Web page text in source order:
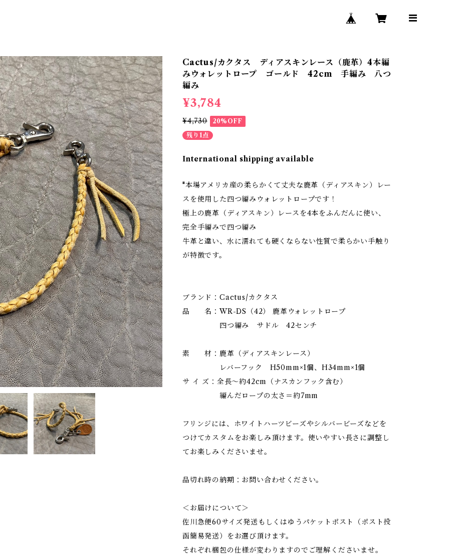
Cactus/カクタス ディアスキンレース（鹿革）4本編
みウォレットロープ ゴールド 42cm 手編み 八つ
編み
¥3,784
¥4,730
20%OFF
残り1点
International shipping available
"本場アメリカ産の柔らかくて丈夫な鹿革（ディアスキン）レー
スを使用した四つ編みウォレットロープです！
極上の鹿革（ディアスキン）レースを4本をふんだんに使い、
完全手編みで四つ編み
牛革と違い、水に濡れても硬くならない性質で柔らかい手触り
が特徴です。
ブランド：Cactus/カクタス
品 名：WR-DS（42） 鹿革ウォレットロープ
四つ編み サドル 42センチ
素 材：鹿革（ディアスキンレース）
レバーフック H50mm×1個、H34mm×1個
サ イ ズ：全長～約42cm（ナスカンフック含む）
編んだロープの太さ＝約7mm
フリンジには、ホワイトハーツビーズやシルバービーズなどを
つけてカスタムをお楽しみ頂けます。使いやすい長さに調整し
てお楽しみくださいませ。
品切れ時の納期：お問い合わせください。
＜お届けについて＞
佐川急便60サイズ発送もしくはゆうパケットポスト（ポスト投
函簡易発送）をお選び頂けます。
それぞれ梱包の仕様が変わりますのでご理解くださいませ。